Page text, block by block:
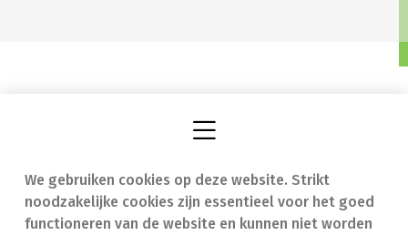
We gebruiken cookies op deze website. Strikt
noodzakelijke cookies zijn essentieel voor het goed
functioneren van de website en kunnen niet worden
Vind een apotheek
Onze expertise
In geval van nood
Contact